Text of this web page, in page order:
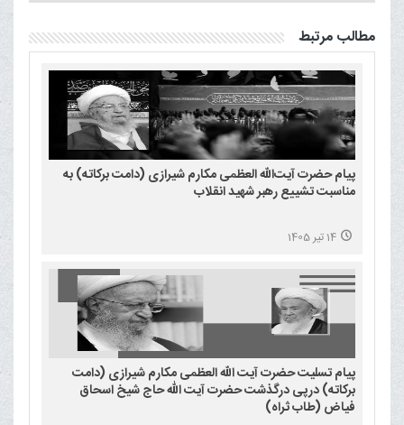
مطالب مرتبط
پیام حضرت آیت‌الله العظمی مکارم شیرازی (دامت برکاته) به
مناسبت تشییع رهبر شهید انقلاب
14 تیر 1405
پیام تسلیت حضرت آیت الله العظمی مکارم شیرازی (دامت
برکاته) درپی درگذشت حضرت آیت الله حاج شیخ اسحاق
فیاض (طاب ثراه)